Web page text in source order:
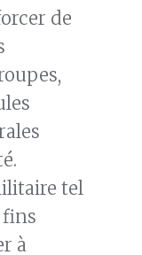
de
tel
fins
à